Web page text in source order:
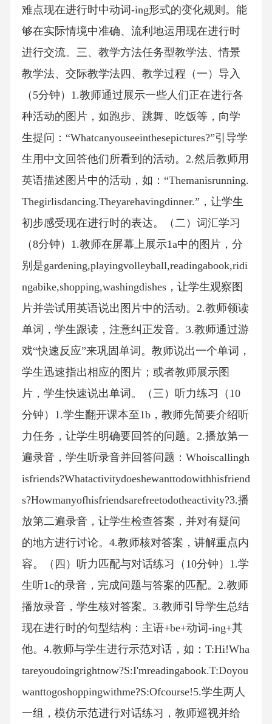
难点现在进行时中动词-ing形式的变化规则。能
够在实际情境中准确、流利地运用现在进行时
进行交流。三、教学方法任务型教学法、情景
教学法、交际教学法四、教学过程（一）导入
（5分钟）1.教师通过展示一些人们正在进行各
种活动的图片，如跑步、跳舞、吃饭等，向学
生提问：“Whatcanyouseeinthesepictures?”引导学
生用中文回答他们所看到的活动。2.然后教师用
英语描述图片中的活动，如：“Themanisrunning.
Thegirlisdancing.Theyarehavingdinner.”，让学生
初步感受现在进行时的表达。（二）词汇学习
（8分钟）1.教师在屏幕上展示1a中的图片，分
别是gardening,playingvolleyball,readingabook,ridi
ngabike,shopping,washingdishes，让学生观察图
片并尝试用英语说出图片中的活动。2.教师领读
单词，学生跟读，注意纠正发音。3.教师通过游
戏“快速反应”来巩固单词。教师说出一个单词，
学生迅速指出相应的图片；或者教师展示图
片，学生快速说出单词。（三）听力练习（10
分钟）1.学生翻开课本至1b，教师先简要介绍听
力任务，让学生明确要回答的问题。2.播放第一
遍录音，学生听录音并回答问题：Whoiscallingh
isfriends?Whatactivitydoeshewanttodowithhisfriend
s?Howmanyofhisfriendsarefreetodotheactivity?3.播
放第二遍录音，让学生检查答案，并对有疑问
的地方进行讨论。4.教师核对答案，讲解重点内
容。（四）听力匹配与对话练习（10分钟）1.学
生听1c的录音，完成问题与答案的匹配。2.教师
播放录音，学生核对答案。3.教师引导学生总结
现在进行时的句型结构：主语+be+动词-ing+其
他。4.教师与学生进行示范对话，如：T:Hi!Wha
tareyoudoingrightnow?S:I'mreadingabook.T:Doyou
wanttogoshoppingwithme?S:Ofcourse!5.学生两人
一组，模仿示范进行对话练习，教师巡视并给